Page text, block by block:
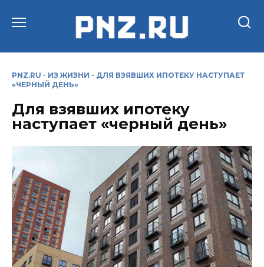
PNZ.RU - ИЗ ЖИЗНИ - ДЛЯ ВЗЯВШИХ ИПОТЕКУ НАСТУПАЕТ
«ЧЕРНЫЙ ДЕНЬ»
Для взявших ипотеку
наступает «черный день»